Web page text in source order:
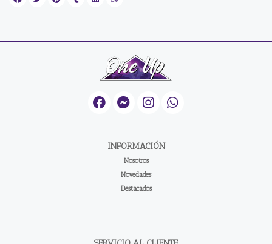
INFORMACIÓN
Nosotros
Novedades
Destacados